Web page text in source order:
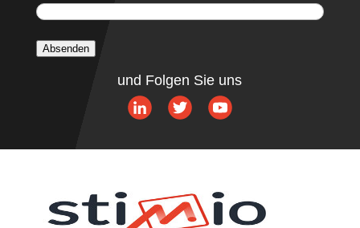
Absenden
und Folgen Sie uns